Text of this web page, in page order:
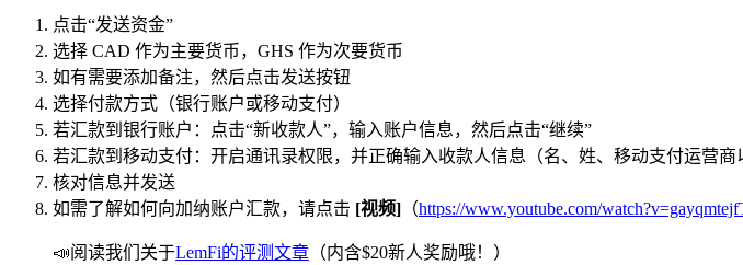
点击“发送资金”
选择 CAD 作为主要货币，GHS 作为次要货币
如有需要添加备注，然后点击发送按钮
选择付款方式（银行账户或移动支付）
若汇款到银行账户：点击“新收款人”，输入账户信息，然后点击“继续”
若汇款到移动支付：开启通讯录权限，并正确输入收款人信息（名、姓、移动支付运营商
核对信息并发送
如需了解如何向加纳账户汇款，请点击 [视频] （https://www.youtube.com/
📣阅读我们关于LemFi的评测文章 （内含$20新人奖励哦！）